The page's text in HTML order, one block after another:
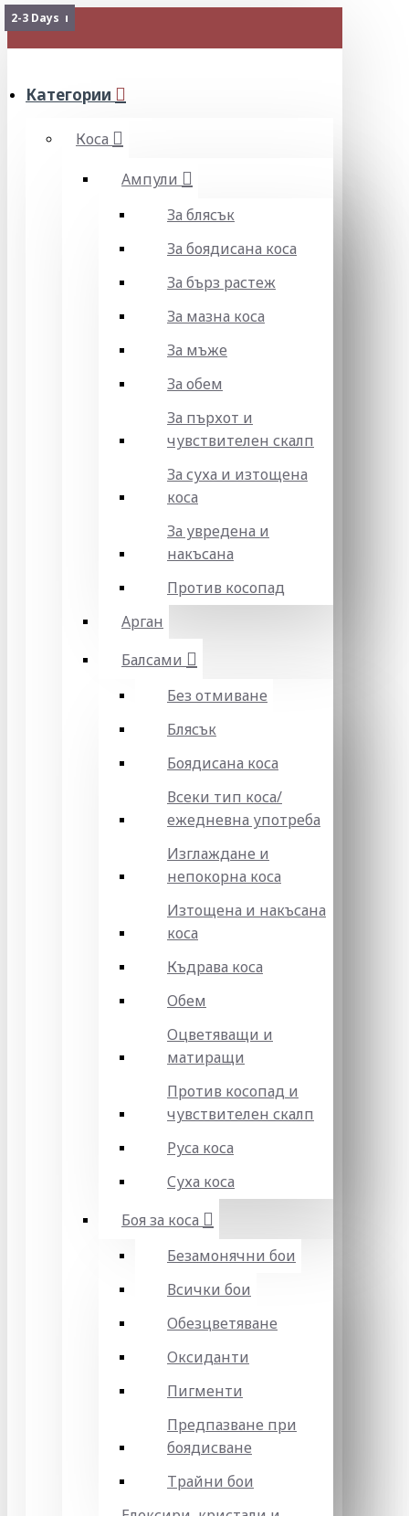
МЕНЮ
Категории
Коса
Ампули
За блясък
За боядисана коса
За бърз растеж
За мазна коса
За мъже
За обем
За пърхот и
чувствителен скалп
За суха и изтощена
коса
За увредена и
накъсана
Против косопад
Арган
Балсами
Без отмиване
Блясък
Боядисана коса
Всеки тип коса/
ежедневна употреба
Изглаждане и
непокорна коса
Изтощена и накъсана
коса
Къдрава коса
Обем
Оцветяващи и
матиращи
Против косопад и
чувствителен скалп
Руса коса
Суха коса
Боя за коса
Безамонячни бои
Всички бои
Обезцветяване
Оксиданти
Пигменти
Предпазване при
боядисване
Трайни бои
Изчерпан
2-3 Days